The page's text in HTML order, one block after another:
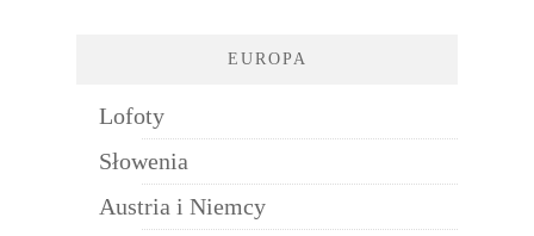
EUROPA
Lofoty
Słowenia
Austria i Niemcy